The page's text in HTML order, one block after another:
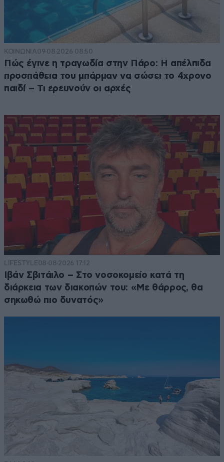
ΚΟΙΝΩΝΙΑ09·08·2026 08:50
Πώς έγινε η τραγωδία στην Πάρο: Η απέλπιδα
προσπάθεια του μπάρμαν να σώσει το 4χρονο
παιδί – Τι ερευνούν οι αρχές
LIFESTYLE08·08·2026 17:12
Ιβάν Σβιτάιλο – Στο νοσοκομείο κατά τη
διάρκεια των διακοπών του: «Με θάρρος, θα
σηκωθώ πιο δυνατός»